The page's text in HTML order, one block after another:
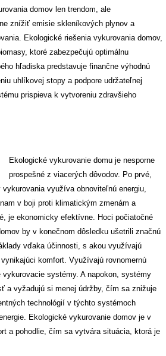
domov len trendom, ale
znížiť emisie skleníkových plynov a
Ekologické riešenia vykurovania domov,
ktoré zabezpečujú optimálnu
hľadiska predstavuje finančne výhodnú
uhlíkovej stopy a podpore udržateľnej
prispieva k vytvoreniu zdravšieho
Ekologické vykurovanie domu je nesporne
prospešné z viacerých dôvodov. Po prvé,
využíva obnoviteľnú energiu,
v boji proti klimatickým zmenám a
je ekonomicky efektívne. Hoci počiatočné
by v konečnom dôsledku ušetrili značnú
vďaka účinnosti, s akou využívajú
komfort. Využívajú rovnomernú
vykurovacie systémy. A napokon, systémy
a vyžadujú si menej údržby, čím sa znižuje
technológií v týchto systémoch
Ekologické vykurovanie domov je v
a pohodlie, čím sa vytvára situácia, ktorá je